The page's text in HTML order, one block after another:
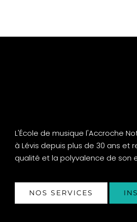
L'École de musique l'Accroche
à Lévis depuis plus de 30 ans et
qualité et la polyvalence de son
NOS SERVICES